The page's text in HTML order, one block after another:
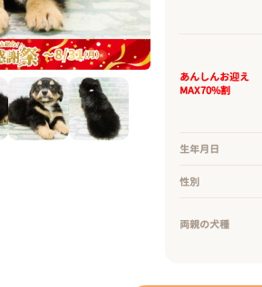
あんしんお迎え
MAX70%割
生年月日
性別
両親の犬種